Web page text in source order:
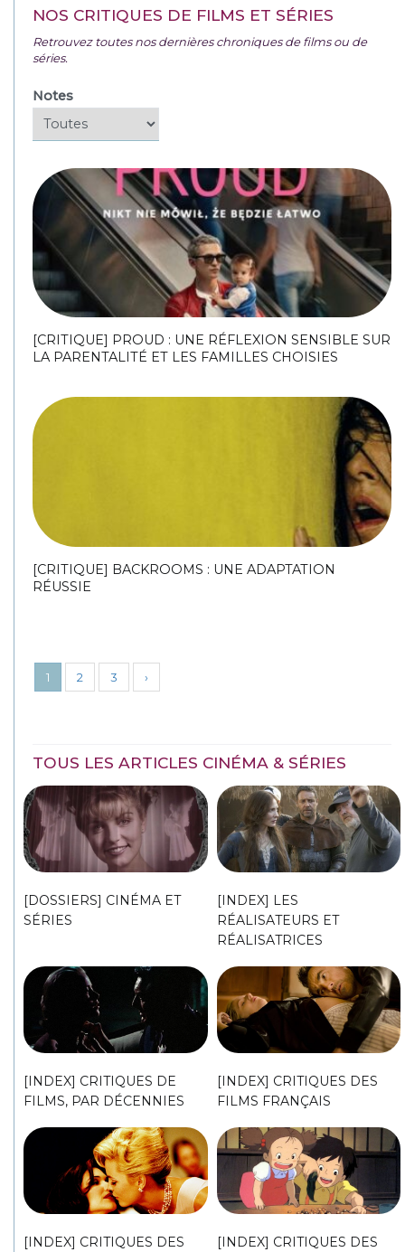
NOS CRITIQUES DE FILMS ET SÉRIES
Retrouvez toutes nos dernières chroniques de films ou de
séries.
Notes
[CRITIQUE] PROUD : UNE RÉFLEXION SENSIBLE SUR
LA PARENTALITÉ ET LES FAMILLES CHOISIES
[CRITIQUE] BACKROOMS : UNE ADAPTATION
RÉUSSIE
1 2 3 ›
TOUS LES ARTICLES CINÉMA & SÉRIES
[DOSSIERS] CINÉMA ET
SÉRIES
[INDEX] LES
RÉALISATEURS ET
RÉALISATRICES
[INDEX] CRITIQUES DE
FILMS, PAR DÉCENNIES
[INDEX] CRITIQUES DES
FILMS FRANÇAIS
[INDEX] CRITIQUES DES
[INDEX] CRITIQUES DES